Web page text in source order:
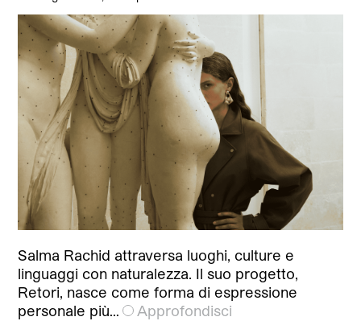
Salma Rachid attraversa luoghi, culture e
linguaggi con naturalezza. Il suo progetto,
Retori, nasce come forma di espressione
personale più…
Approfondisci